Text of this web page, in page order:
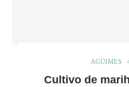
AGÜIMES
Cultivo de